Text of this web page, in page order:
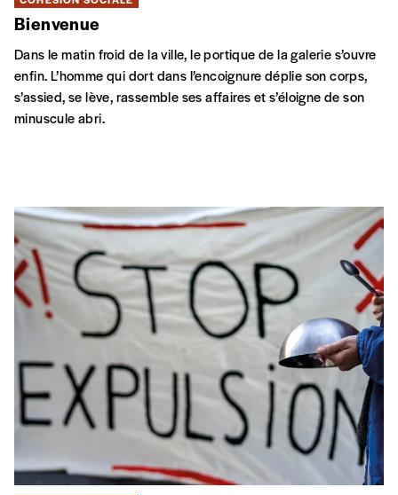
Bienvenue
Dans le matin froid de la ville, le portique de la galerie s’ouvre
enfin. L’homme qui dort dans l’encoignure déplie son corps,
s’assied, se lève, rassemble ses affaires et s’éloigne de son
minuscule abri.